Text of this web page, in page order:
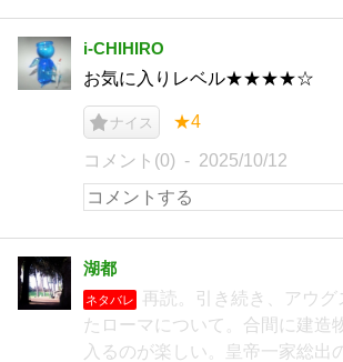
i-CHIHIRO
お気に入りレベル★★★★☆
ナイス ★4
コメント(0) 2025/10/12
湖都
ネタバレ
再読。引き続き、アウ
たローマについて。合間に建造
入るのが楽しい。皇帝一家総出